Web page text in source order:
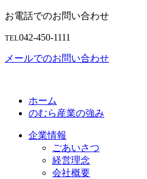
お電話でのお問い合わせ
TEL042-450-1111
メールでのお問い合わせ
ホーム
のむら産業の強み
企業情報
ごあいさつ
経営理念
会社概要